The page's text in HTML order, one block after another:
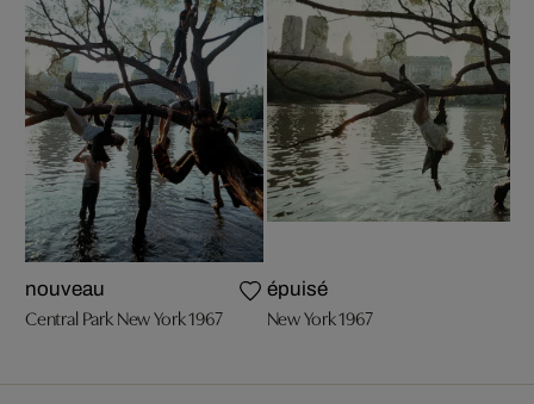
nouveau
Central Park New York 1967
épuisé
New York 1967